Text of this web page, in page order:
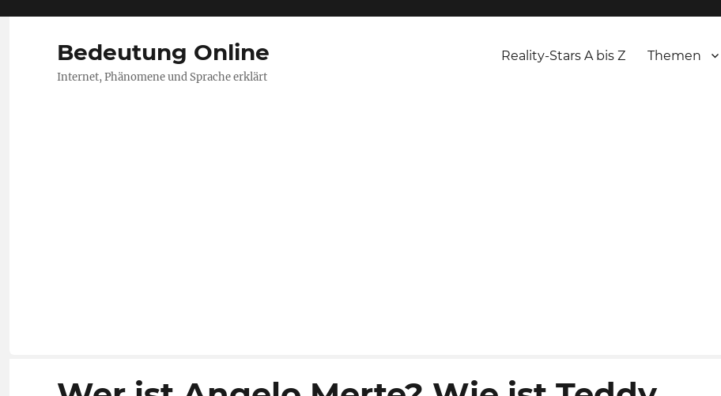
Bedeutung Online
Internet, Phänomene und Sprache erklärt
Reality-Stars A bis Z Themen